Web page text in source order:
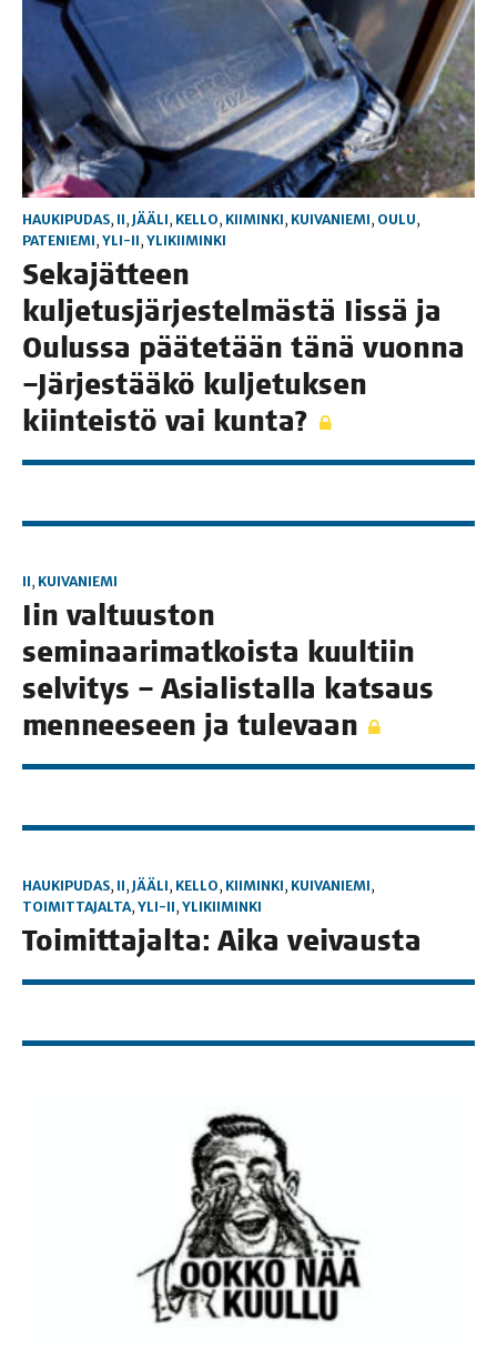
HAUKIPUDAS, II, JÄÄLI, KELLO, KIIMINKI, KUIVANIEMI, OULU,
PATENIEMI, YLI-II, YLIKIIMINKI
Seka­jät­teen
kul­je­tus­jär­jes­tel­mäs­tä Iis­sä ja
Oulus­sa pää­te­tään tänä vuon­na
–Jär­jes­tää­kö kul­je­tuk­sen
kiin­teis­tö vai kunta?
II, KUIVANIEMI
Iin val­tuus­ton
semi­naa­ri­mat­kois­ta kuul­tiin
sel­vi­tys – Asia­lis­tal­la kat­saus
men­nee­seen ja tulevaan
HAUKIPUDAS, II, JÄÄLI, KELLO, KIIMINKI, KUIVANIEMI,
TOIMITTAJALTA, YLI-II, YLIKIIMINKI
Toi­mit­ta­jal­ta: Aika veivausta